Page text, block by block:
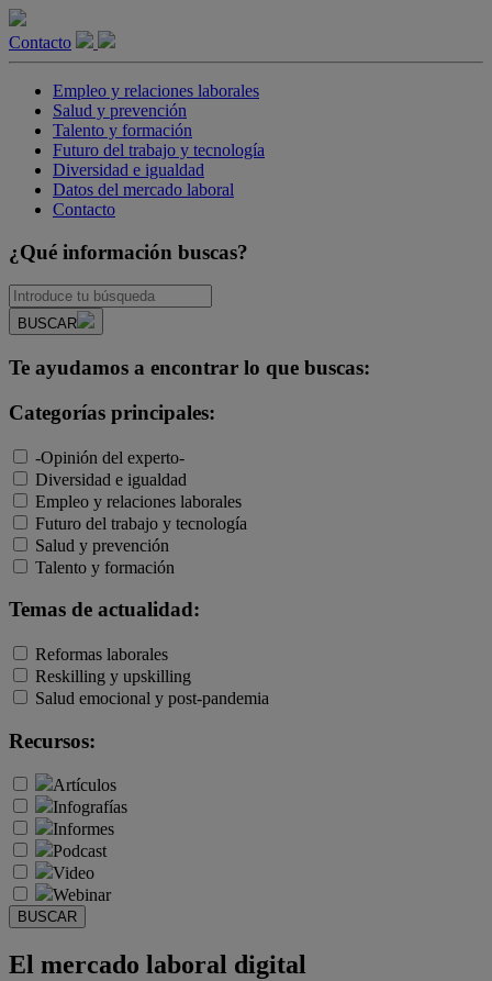
Contacto
Empleo y relaciones laborales
Salud y prevención
Talento y formación
Futuro del trabajo y tecnología
Diversidad e igualdad
Datos del mercado laboral
Contacto
¿Qué información buscas?
BUSCAR
Te ayudamos a encontrar lo que buscas:
Categorías principales:
-Opinión del experto-
Diversidad e igualdad
Empleo y relaciones laborales
Futuro del trabajo y tecnología
Salud y prevención
Talento y formación
Temas de actualidad:
Reformas laborales
Reskilling y upskilling
Salud emocional y post-pandemia
Recursos:
Artículos
Infografías
Informes
Podcast
Video
Webinar
BUSCAR
El mercado laboral digital